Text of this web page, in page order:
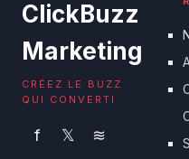
ClickBuzz
Marketing
CRÉEZ LE BUZZ
QUI CONVERTI
f 𝕏 ≋